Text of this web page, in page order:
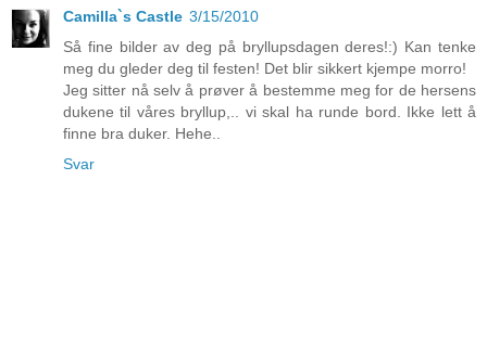
Camilla`s Castle 3/15/2010
Så fine bilder av deg på bryllupsdagen deres!:) Kan tenke
meg du gleder deg til festen! Det blir sikkert kjempe morro!
Jeg sitter nå selv å prøver å bestemme meg for de hersens
dukene til våres bryllup,.. vi skal ha runde bord. Ikke lett å
finne bra duker. Hehe..
Svar